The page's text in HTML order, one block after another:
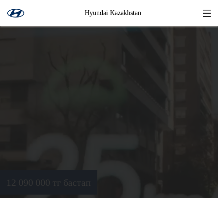
Hyundai Kazakhstan
12 090 000 тг бастап